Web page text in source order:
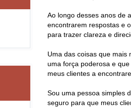
Ao longo desses anos de
encontrarem respostas e
para trazer clareza e
Uma das coisas que mais
uma força poderosa e
meus clientes a
Sou uma pessoa simples
seguro para que meus